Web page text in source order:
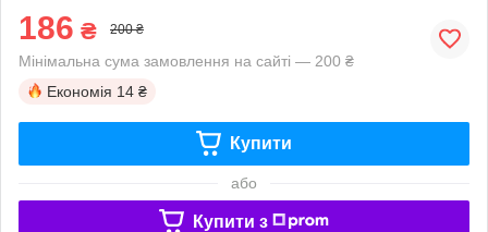
186 ₴ 200 ₴
Мінімальна сума замовлення на сайті — 200 ₴
Економія 14 ₴
Купити
або
Купити з